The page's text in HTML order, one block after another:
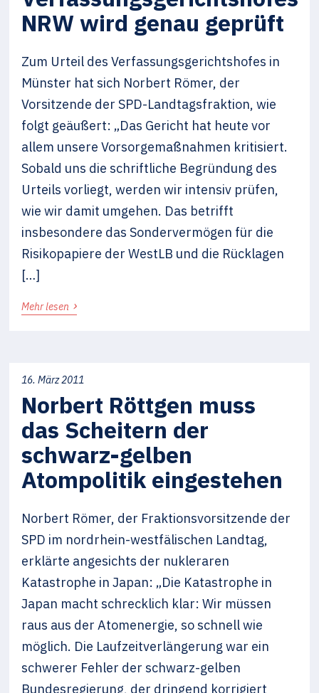
NRW wird genau geprüft
Zum Urteil des Verfassungsgerichtshofes in
Münster hat sich Norbert Römer, der
Vorsitzende der SPD-Landtagsfraktion, wie
folgt geäußert: „Das Gericht hat heute vor
allem unsere Vorsorgemaßnahmen kritisiert.
Sobald uns die schriftliche Begründung des
Urteils vorliegt, werden wir intensiv prüfen,
wie wir damit umgehen. Das betrifft
insbesondere das Sondervermögen für die
Risikopapiere der WestLB und die Rücklagen
[…]
Mehr lesen ›
16. März 2011
Norbert Röttgen muss
das Scheitern der
schwarz-gelben
Atompolitik eingestehen
Norbert Römer, der Fraktionsvorsitzende der
SPD im nordrhein-westfälischen Landtag,
erklärte angesichts der nukleraren
Katastrophe in Japan: „Die Katastrophe in
Japan macht schrecklich klar: Wir müssen
raus aus der Atomenergie, so schnell wie
möglich. Die Laufzeitverlängerung war ein
schwerer Fehler der schwarz-gelben
Bundesregierung, der dringend korrigiert